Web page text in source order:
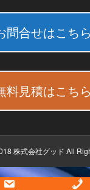
問合せはこちら
料見積はこちら
株式会社グッド All